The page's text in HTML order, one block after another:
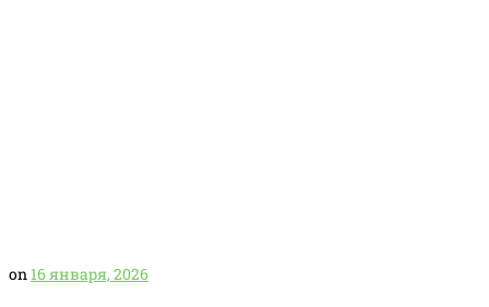
on16 января, 2026